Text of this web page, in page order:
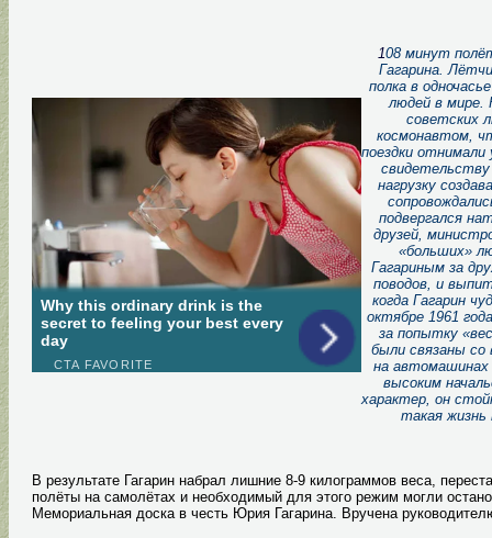
108 минут
Гагарина.
полка в
людей в мире.
советских
космонавтом,
поездки
нагрузку
подвергался
друзей,
«больших»
Гагариным за
поводов, и
когда Гагарин
октябре 1961
за попытку
были связаны со
на автомашинах
высоким
характер, он
такая жизнь
В результате Гагарин набрал лишние 8-9 килограммов веса,
полёты на самолётах и необходимый для этого режим могли
Мемориальная доска в честь Юрия Гагарина. Вручена